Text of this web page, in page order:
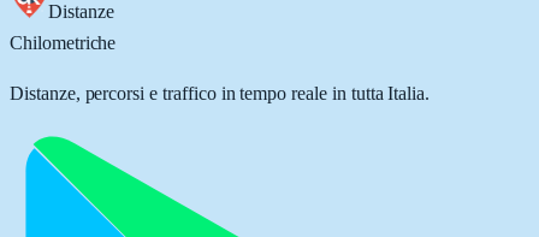
Distanze
Chilometriche
Distanze, percorsi e traffico in tempo reale in tutta Italia.